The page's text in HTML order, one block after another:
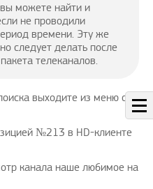
можете найти и
не проводили
времени. Эту же
следует делать после
телеканалов.
выходите из меню с
№213 в HD-клиенте
канала наше любимое на